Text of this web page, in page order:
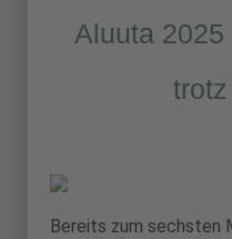
Aluuta
Bereits zum sechsten